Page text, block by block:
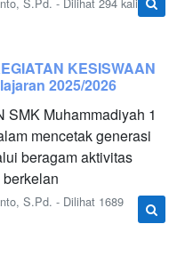
KESISWAAN
2025/2026
SMK Muhammadiyah 1
mencetak generasi
beragam aktivitas
S.Pd. - Dilihat 1689